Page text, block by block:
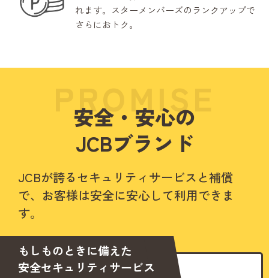
れます。 スターメンバーズのランクアップで
さらにおトク。
PROMISE
安全・安心の
JCBブランド
JCBが誇るセキュリティサービスと補償
で、お客様は安全に安心して利用できま
す。
もしものときに備えた
安全セキュリティサービス